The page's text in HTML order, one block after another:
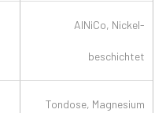
AINiCo, Nickel-
beschichtet
Tondose, Magnesium